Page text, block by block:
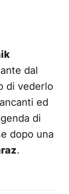
dal
di vederlo
ed
di
dopo una
.